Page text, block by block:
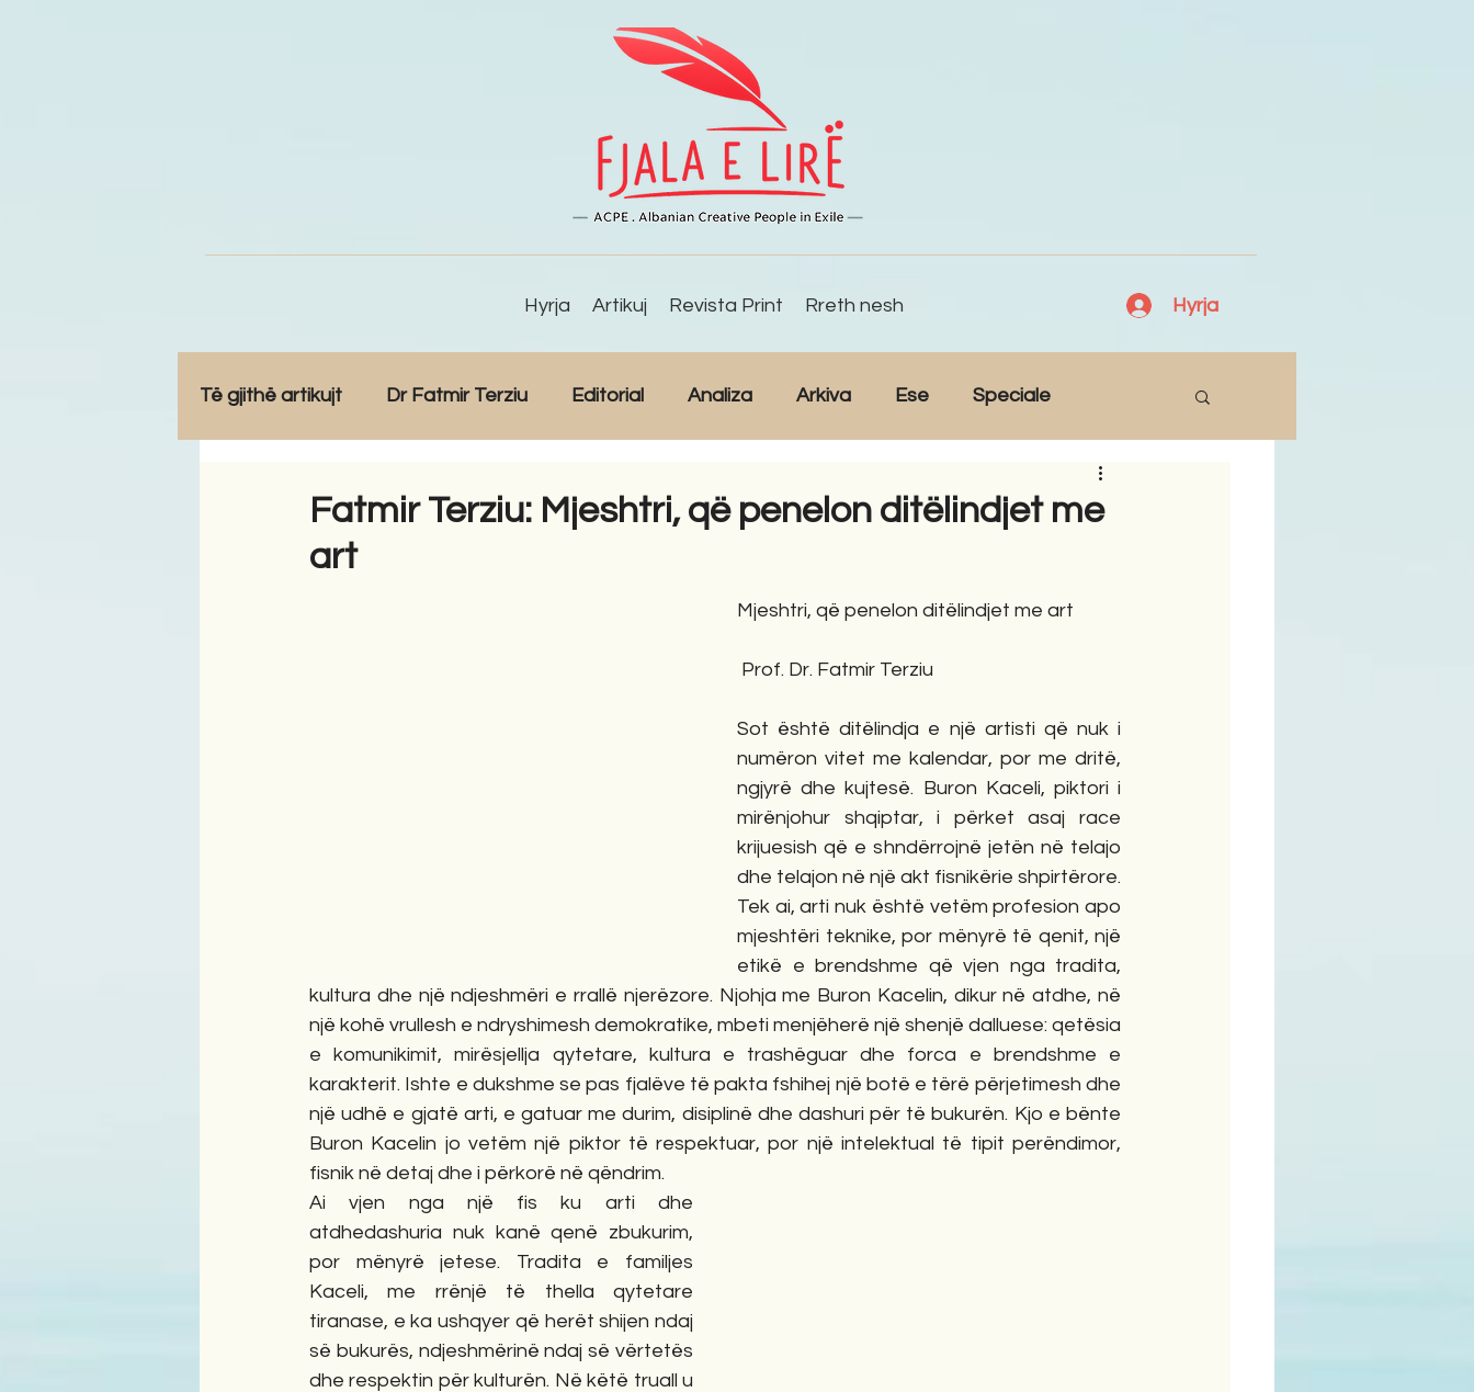
Hyrja Artikuj Revista Print Rreth nesh Hyrja
Të gjithë artikujt Dr Fatmir Terziu Editorial Analiza Arkiva Ese Speciale
Antologji
Fatmir Terziu: Mjeshtri, që penelon ditëlindjet me
art
Mjeshtri, që penelon ditëlindjet me art
Prof. Dr. Fatmir Terziu
Sot është ditëlindja e një artisti që nuk i
numëron vitet me kalendar, por me dritë,
ngjyrë dhe kujtesë. Buron Kaceli, piktori i
mirënjohur shqiptar, i përket asaj race
krijuesish që e shndërrojnë jetën në telajo
dhe telajon në një akt fisnikërie shpirtërore.
Tek ai, arti nuk është vetëm profesion apo
mjeshtëri teknike, por mënyrë të qenit, një
etikë e brendshme që vjen nga tradita,
kultura dhe një ndjeshmëri e rrallë njerëzore. Njohja me Buron Kacelin, dikur në atdhe, në
një kohë vrullesh e ndryshimesh demokratike, mbeti menjëherë një shenjë dalluese: qetësia
e komunikimit, mirësjellja qytetare, kultura e trashëguar dhe forca e brendshme e
karakterit. Ishte e dukshme se pas fjalëve të pakta fshihej një botë e tërë përjetimesh dhe
një udhë e gjatë arti, e gatuar me durim, disiplinë dhe dashuri për të bukurën. Kjo e bënte
Buron Kacelin jo vetëm një piktor të respektuar, por një intelektual të tipit perëndimor,
fisnik në detaj dhe i përkorë në qëndrim.
Ai vjen nga një fis ku arti dhe
atdhedashuria nuk kanë qenë zbukurim,
por mënyrë jetese. Tradita e familjes
Kaceli, me rrënjë të thella qytetare
tiranase, e ka ushqyer që herët shijen ndaj
së bukurës, ndjeshmërinë ndaj së vërtetës
dhe respektin për kulturën. Në këtë truall u